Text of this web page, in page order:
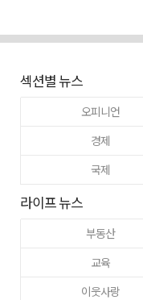
섹션별 뉴스
오피니언
경제
국제
라이프 뉴스
부동산
교육
이웃사랑